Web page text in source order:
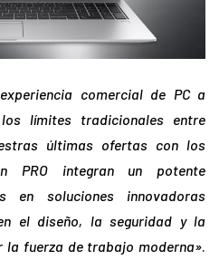
comercial de PC a
límites tradicionales entre
últimas ofertas con los
PRO integran un potente
en soluciones innovadoras
el diseño, la seguridad y la
la fuerza de trabajo moderna».